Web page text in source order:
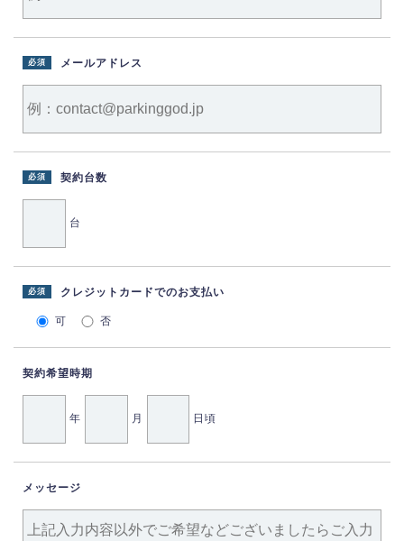
メールアドレス
必須
契約台数
必須
台
クレジットカードでのお支払い
必須
可 否
契約希望時期
年 月 日頃
メッセージ